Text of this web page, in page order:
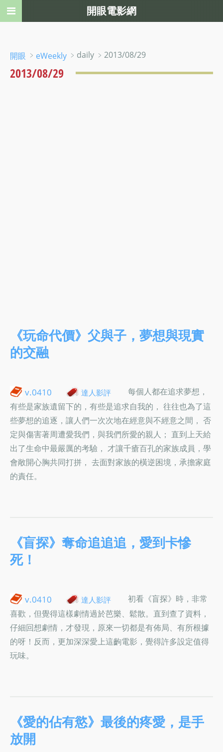
開眼 ﹥ eWeekly ﹥daily ﹥2013/08/29
2013/08/29
《玩命代價》父與子，夢想與現實
的交融
v.0410 達人影評
每個人都在追求夢想，
有些是家族遺留下的，有些是追求自我的， 往往也為了這
些夢想的追逐，讓人們一次次地在經意與不經意之間， 否
定與傷害著周遭愛我們，與我們所愛的親人； 直到上天給
出了生命中最嚴厲的考驗， 才讓千瘡百孔的家族成員，學
會敞開心胸共同打拼， 去面對家族的橫逆困境，承擔家庭
的責任。
《盲探》奪命追追追，愛到卡慘
死！
v.0410 達人影評
初看《盲探》時，非常
喜歡，但覺得這樣劇情過於芭樂、鬆散。直到查了資料，
仔細回想劇情，才發現，原來一切都是有佈局、有所根據
的呀！反而，更加深深愛上這齣電影，覺得許多設定值得
玩味。
《愛的佔有慾》最後的疼愛，是手
放開
開眼電影網